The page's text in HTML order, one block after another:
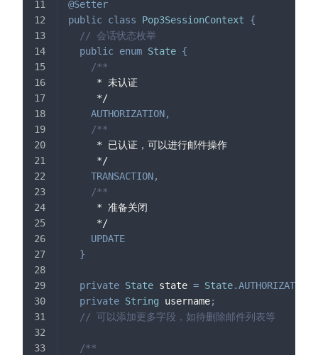
@Setter
public class Pop3SessionContext
{
// 会话状态枚举
public enum State {
/**
     * 未认证
     */
AUTHORIZATION,
/**
     * 已认证，可以进行邮件操作
     */
TRANSACTION,
/**
     * 准备关闭
     */
UPDATE
}
private State state = State.AUTHORIZATION
private String username;
// 可以添加更多字段，如待删除邮件列表等
/**